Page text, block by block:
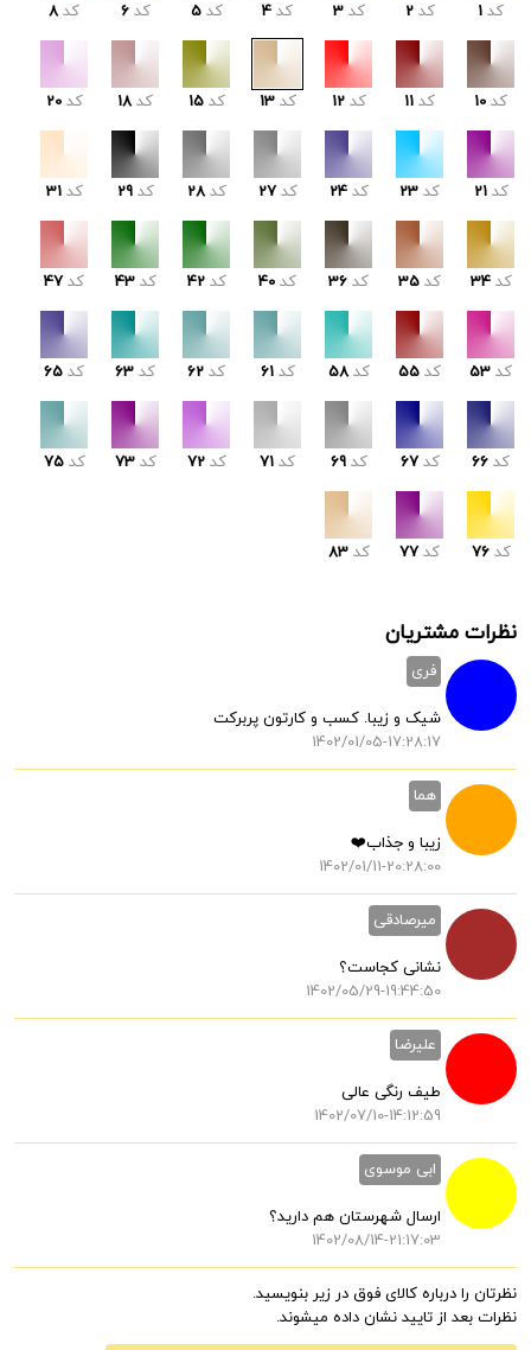
کد 1 کد 2 کد 3 کد 4 کد 5 کد 6 کد 8
کد 10 کد 11 کد 12 کد 13 کد 15 کد 18 کد 20
کد 21 کد 23 کد 24 کد 27 کد 28 کد 29 کد 31
کد 34 کد 35 کد 36 کد 40 کد 42 کد 43 کد 47
کد 53 کد 55 کد 58 کد 61 کد 62 کد 63 کد 65
کد 66 کد 67 کد 69 کد 71 کد 72 کد 73 کد 75
کد 76 کد 77 کد 83
نظرات مشتریان
فری
شیک و زیبا. کسب و کارتون پربرکت
1402/01/05-17:28:17
هما
زیبا و جذاب❤️
1402/01/11-20:28:00
میرصادقی
نشانی کجاست؟
1402/05/29-19:44:50
علیرضا
طیف رنگی عالی
1402/07/10-14:12:59
ابی موسوی
ارسال شهرستان هم دارید؟
1402/08/14-21:17:03
نظرتان را درباره کالای فوق در زیر بنویسید.
نظرات بعد از تایید نشان داده میشوند.